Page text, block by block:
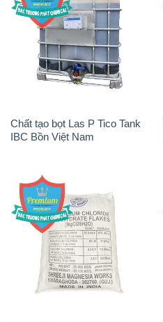
Chất tạo bọt Las P Tico Tank
IBC Bồn Việt Nam